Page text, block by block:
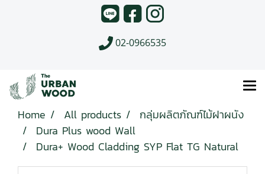
02-0966535
Home All products
กลุ่มผลิตภัณฑ์ไม้ฝาผนัง
Dura Plus wood Wall
Dura+ Wood Cladding SYP Flat TG Natural